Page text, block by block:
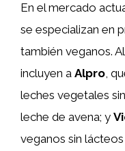
En el mercado
se especializan en
también veganos.
incluyen a Alpro,
leches vegetales
leche de avena; y
veganos sin